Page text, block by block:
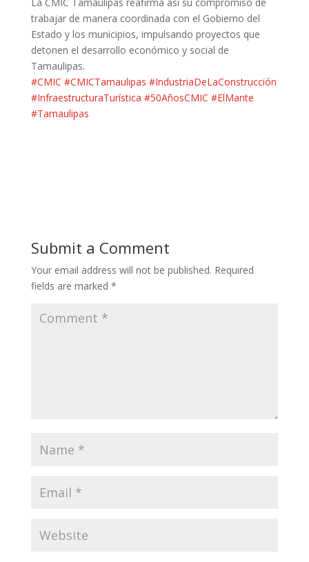
La CMIC Tamaulipas reafirma así su compromiso de
trabajar de manera coordinada con el Gobierno del
Estado y los municipios, impulsando proyectos que
detonen el desarrollo económico y social de
Tamaulipas.
#CMIC #CMICTamaulipas #IndustriaDeLaConstrucción
#InfraestructuraTurística #50AñosCMIC #ElMante
#Tamaulipas
Submit a Comment
Your email address will not be published. Required
fields are marked *